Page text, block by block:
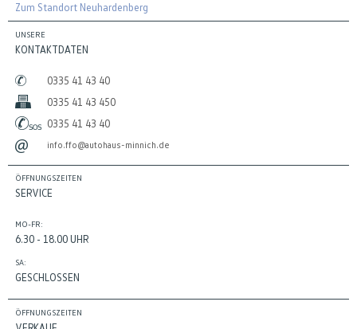
Zum Standort Neuhardenberg
UNSERE
KONTAKTDATEN
0335 41 43 40
0335 41 43 450
0335 41 43 40
info.ffo@autohaus-minnich.de
ÖFFNUNGSZEITEN
SERVICE
MO-FR:
6.30 - 18.00 UHR
SA:
GESCHLOSSEN
ÖFFNUNGSZEITEN